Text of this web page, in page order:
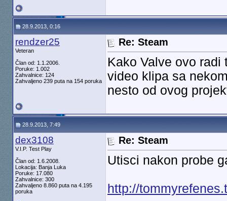
28.9.2013, 0:16
rendzer25
Veteran
Član od: 1.1.2006.
Poruke: 1.002
Zahvalnice: 124
Zahvaljeno 239 puta na 154 poruka
Re: Steam
Kako Valve ovo
video klipa sa
nesto od ovog
28.9.2013, 7:49
dex3108
V.I.P. Test Play
Član od: 1.6.2008.
Lokacija: Banja Luka
Poruke: 17.080
Zahvalnice: 300
Zahvaljeno 8.860 puta na 4.195
poruka
Re: Steam
Utisci nakon probe
http://